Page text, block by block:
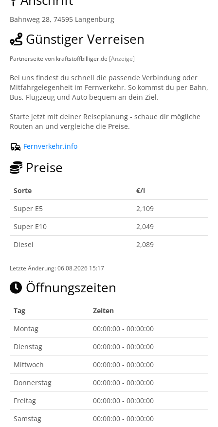
Bahnweg 28, 74595 Langenburg
Günstiger Verreisen
Partnerseite von kraftstoffbilliger.de [Anzeige]
Bei uns findest du schnell die passende Verbindung oder
Mitfahrgelegenheit im Fernverkehr. So kommst du per Bahn,
Bus, Flugzeug und Auto bequem an dein Ziel.
Starte jetzt mit deiner Reiseplanung - schaue dir mögliche
Routen an und vergleiche die Preise.
Fernverkehr.info
Preise
Sorte
€/l
Super E5
2,109
Super E10
2,049
Diesel
2,089
Letzte Änderung: 06.08.2026 15:17
Öffnungszeiten
Tag
Zeiten
Montag
00:00:00 - 00:00:00
Dienstag
00:00:00 - 00:00:00
Mittwoch
00:00:00 - 00:00:00
Donnerstag
00:00:00 - 00:00:00
Freitag
00:00:00 - 00:00:00
Samstag
00:00:00 - 00:00:00